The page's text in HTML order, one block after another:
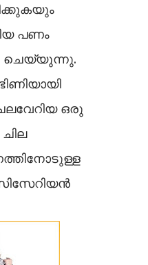
പണം
ചെയ്യുന്നു.
ഒരു
ചില